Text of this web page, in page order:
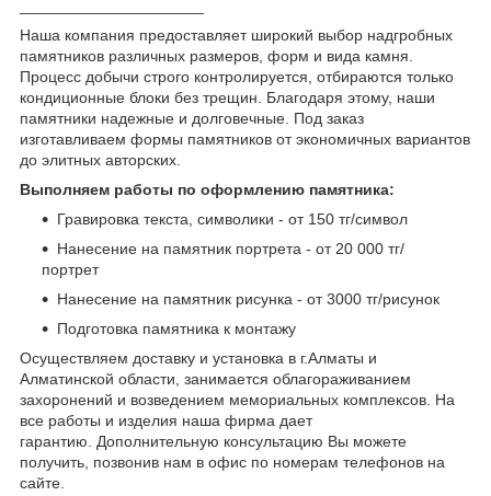
Наша компания предоставляет широкий выбор надгробных
памятников различных размеров, форм и вида камня.
Процесс добычи строго контролируется, отбираются только
кондиционные блоки без трещин. Благодаря этому, наши
памятники надежные и долговечные. Под заказ
изготавливаем формы памятников от экономичных вариантов
до элитных авторских.
Выполняем работы по оформлению памятника:
Гравировка текста, символики - от 150 тг/символ
Нанесение на памятник портрета - от 20 000 тг/
портрет
Нанесение на памятник рисунка - от 3000 тг/рисунок
Подготовка памятника к монтажу
Осуществляем доставку и установка в г.Алматы и
Алматинской области, занимается облагораживанием
захоронений и возведением мемориальных комплексов. На
все работы и изделия наша фирма дает
гарантию. Дополнительную консультацию Вы можете
получить, позвонив нам в офис по номерам телефонов на
сайте.